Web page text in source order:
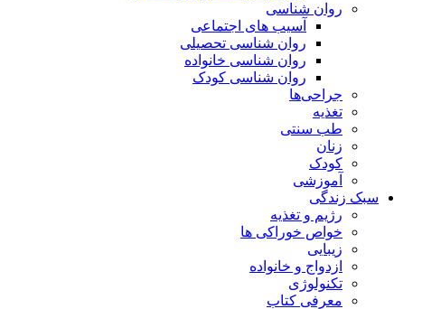
روان شناسی
آسیب های اجتماعی
روان شناسی تحصیلی
روان شناسی خانواده
روان شناسی کودک
جراحی‌ها
تغذیه
طب سنتی
زنان
کودک
آموزشی
سبک زندگی
رژیم و تغذیه
خواص خوراکی ها
زیبایی
ازدواج و خانواده
تکنولوژی
معرفی کتاب